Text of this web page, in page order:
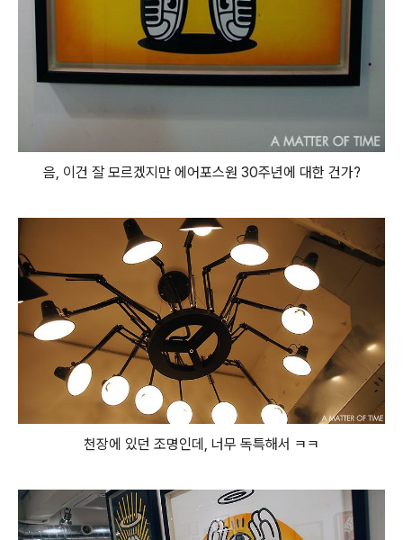
음, 이건 잘 모르겠지만 에어포스원 30주년에 대한 건가?
천장에 있던 조명인데, 너무 독특해서 ㅋㅋ